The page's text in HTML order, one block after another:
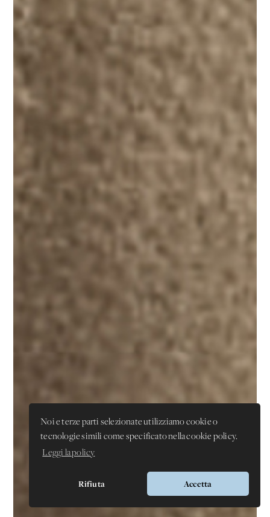
Noi e terze parti selezionate utilizziamo cookie o
tecnologie simili come specificato nella cookie policy.
Leggi la policy
Rifiuta Accetta